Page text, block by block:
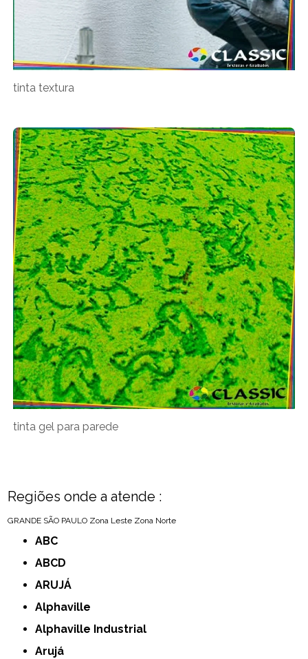
tinta textura
tinta gel para parede
Regiões onde a atende :
GRANDE SÃO PAULO Zona Leste Zona Norte
ABC
ABCD
ARUJÁ
Alphaville
Alphaville Industrial
Arujá